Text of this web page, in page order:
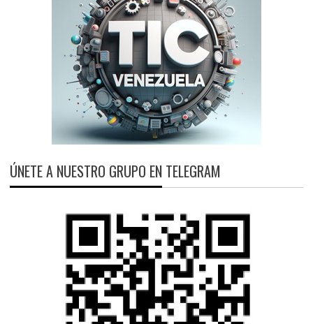
ÚNETE A NUESTRO GRUPO EN TELEGRAM